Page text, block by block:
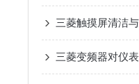
三菱触摸屏清洁